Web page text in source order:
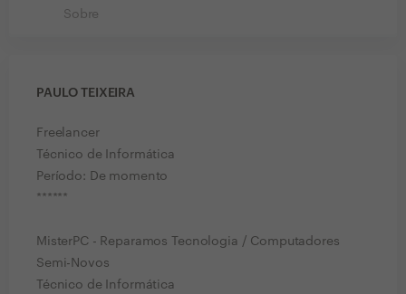
Sobre
PAULO TEIXEIRA
Freelancer
Técnico de Informática
Período: De momento
******
MisterPC - Reparamos Tecnologia / Computadores
Semi-Novos
Técnico de Informática